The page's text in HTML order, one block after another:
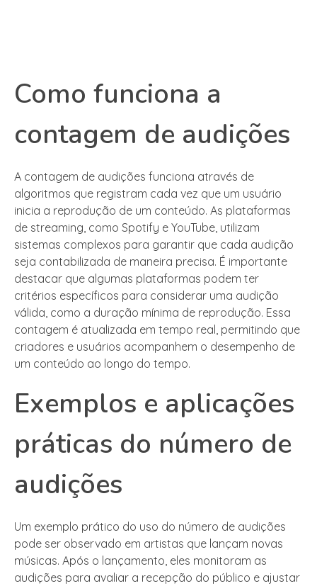
Como funciona a
contagem de audições
A contagem de audições funciona através de
algoritmos que registram cada vez que um usuário
inicia a reprodução de um conteúdo. As plataformas
de streaming, como Spotify e YouTube, utilizam
sistemas complexos para garantir que cada audição
seja contabilizada de maneira precisa. É importante
destacar que algumas plataformas podem ter
critérios específicos para considerar uma audição
válida, como a duração mínima de reprodução. Essa
contagem é atualizada em tempo real, permitindo que
criadores e usuários acompanhem o desempenho de
um conteúdo ao longo do tempo.
Exemplos e aplicações
práticas do número de
audições
Um exemplo prático do uso do número de audições
pode ser observado em artistas que lançam novas
músicas. Após o lançamento, eles monitoram as
audições para avaliar a recepção do público e ajustar